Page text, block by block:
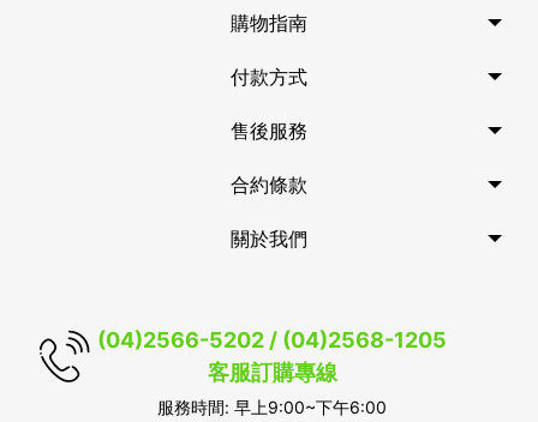
購物指南
付款方式
售後服務
合約條款
關於我們
(04)2566-5202 / (04)2568-1205
客服訂購專線
服務時間: 早上9:00~下午6:00